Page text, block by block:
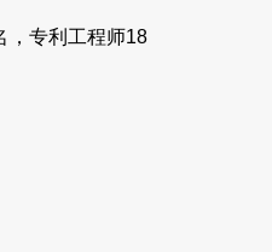
，专利工程师18